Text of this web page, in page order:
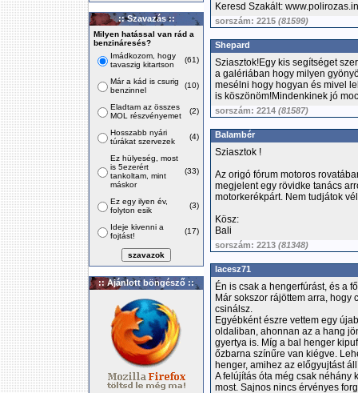
:: Szavazás ::
Milyen hatással van rád a
benzináresés?
Imádkozom, hogy
tavaszig kitartson
(61)
Már a kád is csurig
benzinnel
(10)
Eladtam az összes
MOL részvényemet
(2)
Hosszabb nyári
túrákat szervezek
(4)
Ez hülyeség, most
is 5ezerért
tankoltam, mint
máskor
(33)
Ez egy ilyen év,
folyton esik
(3)
Ideje kivenni a
fojtást!
(17)
:: Ajánlott böngésző ::
Keresd Szakált:
sorszám: 2215 (81599)
Shepard
Sziasztok!Egy kis segítséget
a galériában hogy milyen
mesélni hogy hogyan és mivel
is köszönöm!Mindenkinek jó
sorszám: 2214 (81587)
Balambér
Sziasztok !
Az origó fórum motoros
megjelent egy rövidke tanács
motorkerékpárt. Nem tudjátok
Kösz:
Bali
sorszám: 2213 (81348)
lacesz71
Én is csak a hengerfúrást, és a
Már sokszor rájöttem arra, hogy
csinálsz.
Egyébként észre vettem egy
oldaliban, ahonnan az a hang
gyertya is. Míg a bal henger
őzbarna színűre van kiégve.
henger, amihez az előgyujtást
A felújítás óta még csak néhány
most. Sajnos nincs érvényes